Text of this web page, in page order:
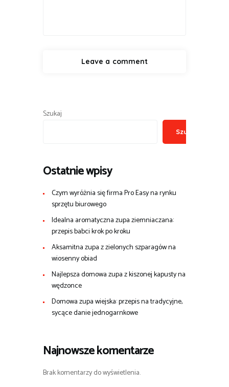
Szukaj
Szukaj
Ostatnie wpisy
Czym wyróżnia się firma Pro Easy na rynku
sprzętu biurowego
Idealna aromatyczna zupa ziemniaczana:
przepis babci krok po kroku
Aksamitna zupa z zielonych szparagów na
wiosenny obiad
Najlepsza domowa zupa z kiszonej kapusty na
wędzonce
Domowa zupa wiejska: przepis na tradycyjne,
sycące danie jednogarnkowe
Najnowsze komentarze
Brak komentarzy do wyświetlenia.